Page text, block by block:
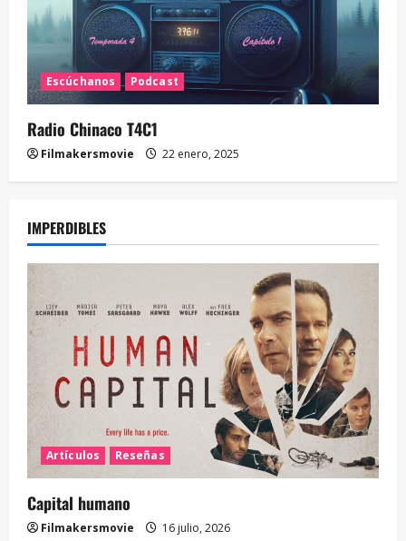
Escúchanos Podcast
Radio Chinaco T4C1
Filmakersmovie 22 enero, 2025
IMPERDIBLES
Artículos Reseñas
Capital humano
Filmakersmovie 16 julio, 2026